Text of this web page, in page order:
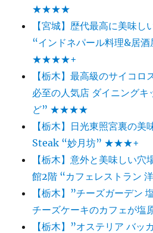
★★★★
【宮城】歴代最高に美味し
“インドネパール料理&居
★★★★+
【栃木】最高級のサイコロ
必至の人気店 ダイニング
ど” ★★★★
【栃木】日光東照宮裏の
Steak “妙月坊” ★★★+
【栃木】意外と美味しい穴
館2階 “カフェレストラ
【栃木】”チーズガーデン
チーズケーキのカフェが塩
【栃木】”オステリア バッ